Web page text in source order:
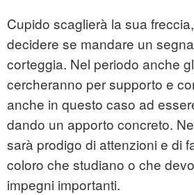
Cupido scaglierà la sua
decidere se mandare un
corteggia. Nel periodo anche
cercheranno per supporto e
anche in questo caso ad
dando un apporto concreto.
sarà prodigo di attenzioni e di
coloro che studiano o che
impegni importanti.